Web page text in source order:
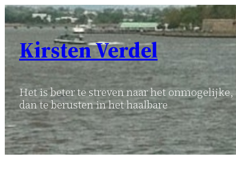
Ga
naar
inhoud
Kirsten Verdel
Het is beter te streven naar het onmogelijke,
dan te berusten in het haalbare